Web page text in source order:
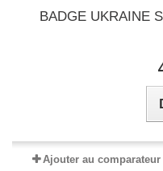
BADGE UKRAINE
Ajouter au comparateur